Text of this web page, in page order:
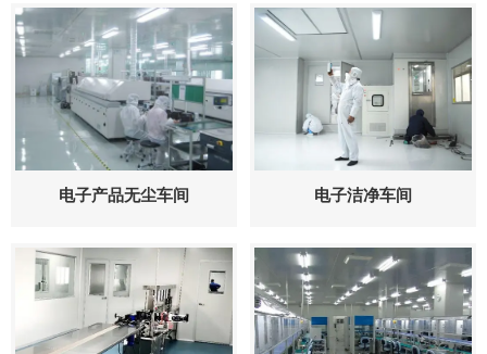
电子产品无尘车间 电子洁净车间